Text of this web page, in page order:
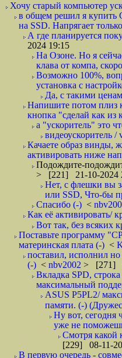
Хочу старый компьютер
в общем решил я купить
на SSD. Напрягает
А где планируется
2024 19:15
На Озоне. Но я
клава от компа,
Возможно 100%,
установка с
Да, с такими
Напишите потом плиз
кнопка "сделай как из
а "ускоритель" это
видеоускоритель /
Качаете образ винды,
активировать ниже
Подождите-
> [221] 21-10-2024
Нет, с флешки вы
или SSD, Что-бы
Спасибо (-) <
Как её активировать/
Вот так, без всяких
Поставьте программу
материнская плата (-) <
поставил, исполнил
(-) < nbv2002 > [271]
Вкладка SPD,
максимальный
ASUS P5PL2/
памяти. (-)
Ну вот, сегодня
уже не
Смотря какой
[229] 08-11-
В первую очередь -